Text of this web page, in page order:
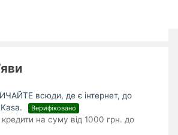
всюди, де є інтернет, до
Верифіковано
на суму від 1000 грн. до